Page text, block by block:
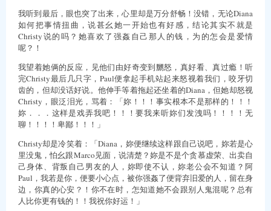
我听到最后，眼也突了出来，心里却是万分舒畅！没错，无论Diana
如何把事情扭曲，说甚幺她一开始也有好感，结论其实不就是
Christy说的吗？她喜欢了强姦自己那人的钱，为的怎会是爱情
呢？！
我望着她俩的反应，见他们由好奇变到嬲怒，真好看、真过瘾！听
完Christy最后几只字，Paul便拿起手机站起来怒视着我们，咬牙切
齿的，但却没话好说。他伸手等着拖起还坐着的Diana，但她却怒视
Christy，眼泛泪光，骂着：「妳！！！事实根本不是那样的！！！
妳．．．这样是戏弄我吧！！！要我来听妳们发洩吗！！！！无
聊！！！！卑鄙！！！」
Christy却是冷笑着：「Diana，妳便继续这样跟自己说吧，妳若是心
里没鬼，怕幺跟Marco见面，说清楚？妳是不是个贪慕虚荣、出卖自
己身体、背叛自己男友的人，妳即使不认，妳老公会不知道？阿
Paul，我若是你，便要小心点，被你强姦了便背弃旧爱的人，留在身
边，你真的心安？！你不在时，怎知道她不会跟别人鬼混呢？总有
人比你更有钱的！！我祝你好运！」